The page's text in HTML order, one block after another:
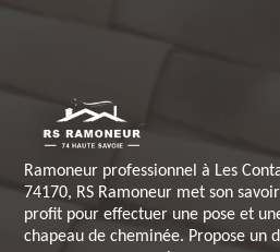
Ramoneur professionnel à Les
74170, RS Ramoneur met son
profit pour effectuer une pose et
chapeau de cheminée. Propose un